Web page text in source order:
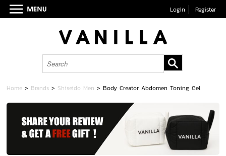
Login Register
Home > Brands > Shiseido Men >Body Creator Abdomen Toning Gel